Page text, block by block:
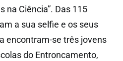
na Ciência”. Das 115
a sua selfie e os seus
encontram-se três jovens
do Entroncamento,